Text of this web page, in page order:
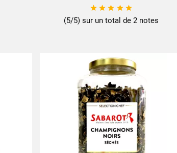
    
(5/5) sur un total de 2 notes